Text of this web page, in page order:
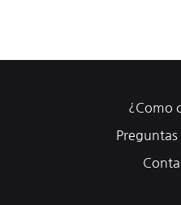
¿Como